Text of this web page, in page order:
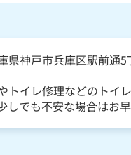
県神戸市兵庫区駅前通
トイレ修理などのトイ
でも不安な場合はお